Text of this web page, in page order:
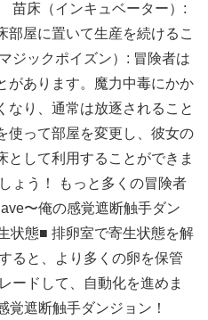
苗床（インキュベーター）:
部屋に置いて生産を続けるこ
ジックポイズン）: 冒険者は
があります。魔力中毒にかか
なり、通常は放逐されること
使って部屋を変更し、彼女の
として利用することができま
ょう！ もっと多くの冒険者
〜俺の感覚遮断触手ダン
状態■ 排卵室で寄生状態を解
ると、より多くの卵を保管
ードして、自動化を進めま
覚遮断触手ダンジョン！